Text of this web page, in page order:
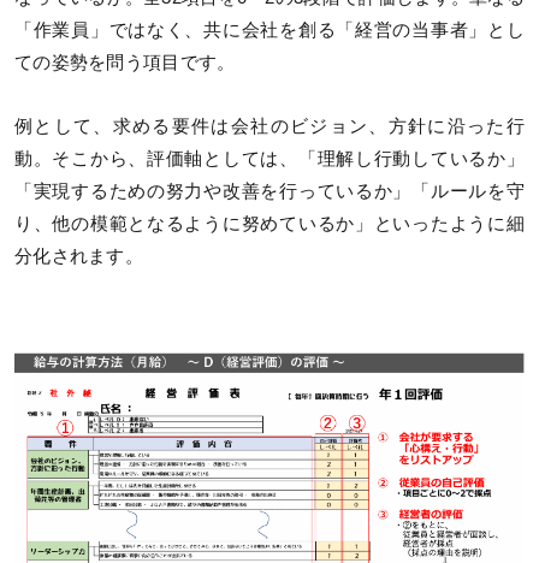
「作業員」ではなく、共に会社を創る「経営の当事者」とし
ての姿勢を問う項目です。
例として、求める要件は会社のビジョン、方針に沿った行
動。そこから、評価軸としては、「理解し行動しているか」
「実現するための努力や改善を行っているか」「ルールを守
り、他の模範となるように努めているか」といったように細
分化されます。